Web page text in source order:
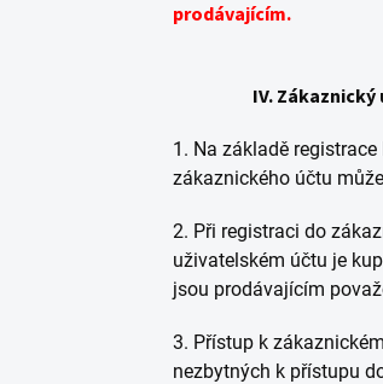
prodávajícím.
IV. Zákaznický
1. Na základě
zákaznického účtu
2. Při registraci do
uživatelském účtu je
jsou prodávajícím
3. Přístup k
nezbytných k přístupu